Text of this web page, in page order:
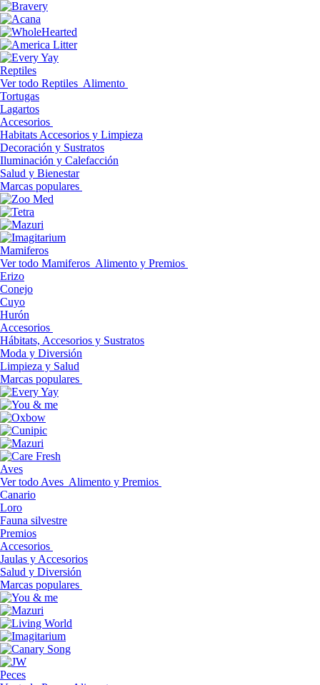
Reptiles
Ver todo Reptiles Alimento
Tortugas
Lagartos
Accesorios
Habitats Accesorios y Limpieza
Decoración y Sustratos
Iluminación y Calefacción
Salud y Bienestar
Marcas populares
Mamiferos
Ver todo Mamiferos Alimento y Premios
Erizo
Conejo
Cuyo
Hurón
Accesorios
Hábitats, Accesorios y Sustratos
Moda y Diversión
Limpieza y Salud
Marcas populares
Aves
Ver todo Aves Alimento y Premios
Canario
Loro
Fauna silvestre
Premios
Accesorios
Jaulas y Accesorios
Salud y Diversión
Marcas populares
Peces